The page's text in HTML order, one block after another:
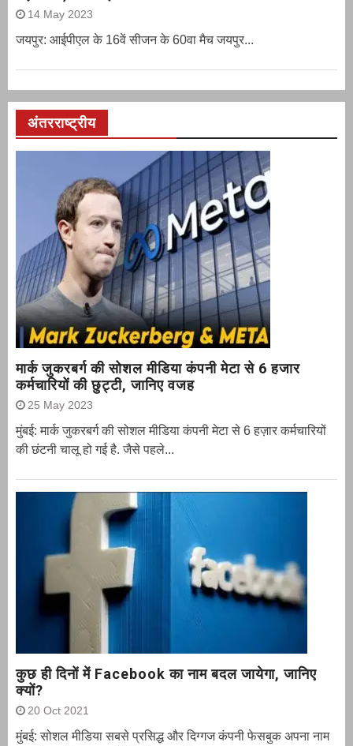
14 May 2023
जयपुर: आईपीएल के 16वें सीजन के 60वा मैच जयपुर...
अंतरराष्ट्रीय
मार्क जुकरबर्ग की सोशल मीडिया कंपनी मेटा से 6 हजार
कर्मचारियों की छुट्टी, जानिए वजह
25 May 2023
मुंबई: मार्क जुकरबर्ग की सोशल मीडिया कंपनी मेटा से 6 हज़ार कर्मचारियों
की छंटनी चालू हो गई है. जैसे पहले...
कुछ ही दिनों में Facebook का नाम बदल जायेगा, जानिए
क्यों?
20 Oct 2021
मुंबई: सोशल मीडिया सबसे प्रसिद्ध और दिग्गज कंपनी फेसबुक अपना नाम